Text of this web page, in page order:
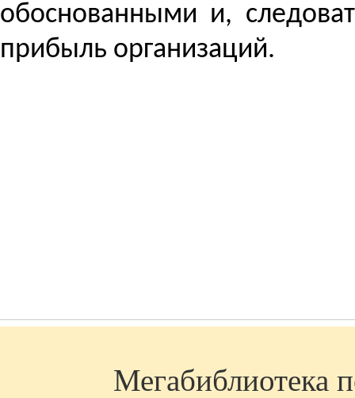
обоснованными и,
прибыль организаций.
Мегабиблиотека